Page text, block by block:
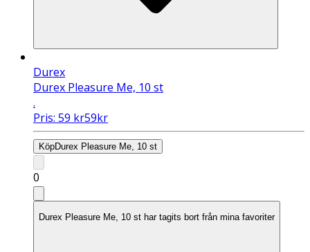
Durex
Durex Pleasure Me, 10 st
.
Pris: 59 kr59kr
KöpDurex Pleasure Me, 10 st
0
Durex Pleasure Me, 10 st har tagits bort från mina favoriter